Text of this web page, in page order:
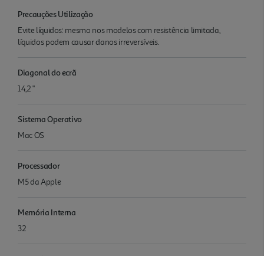
Precauções Utilização
Evite líquidos: mesmo nos modelos com resistência limitada,
líquidos podem causar danos irreversíveis.
Diagonal do ecrã
14,2 "
Sistema Operativo
Mac OS
Processador
M5 da Apple
Memória Interna
32